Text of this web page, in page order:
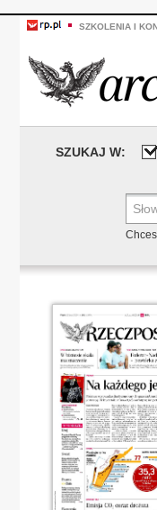
SZKOLENIA I
SZUKAJ W: